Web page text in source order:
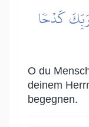
كَدۡحٗا
O du
deinem
begegnen.